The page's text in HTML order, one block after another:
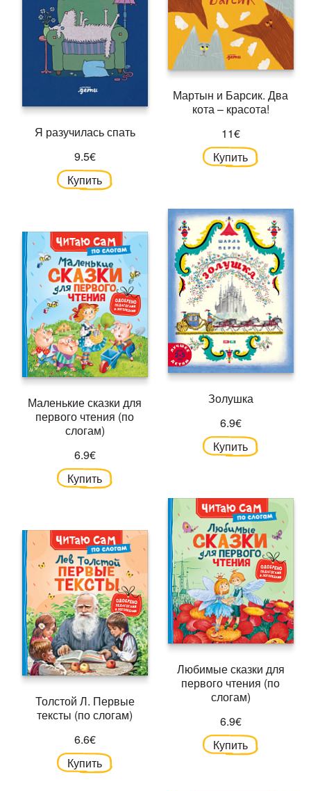
Мартын и Барсик. Два
кота – красота!
11€
Купить
Я разучилась спать
9.5€
Купить
Золушка
6.9€
Купить
Маленькие сказки для
первого чтения (по
слогам)
6.9€
Купить
Любимые сказки для
первого чтения (по
слогам)
6.9€
Купить
Толстой Л. Первые
тексты (по слогам)
6.6€
Купить